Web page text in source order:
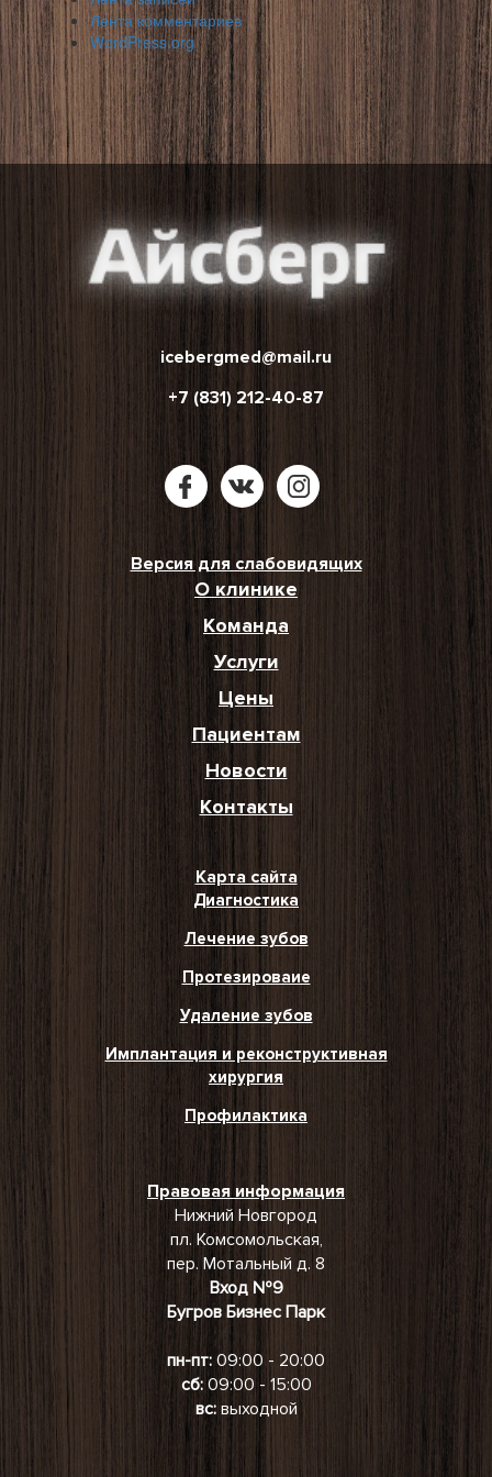
Лента комментариев
WordPress.org
icebergmed@mail.ru
+7 (831) 212-40-87
Версия для слабовидящих
О клинике
Команда
Услуги
Цены
Пациентам
Новости
Контакты
Карта сайта
Диагностика
Лечение зубов
Протезироваие
Удаление зубов
Имплантация и реконструктивная
хирургия
Профилактика
Правовая информация
Нижний Новгород
пл. Комсомольская,
пер. Мотальный д. 8
Вход №9
Бугров Бизнес Парк
пн-пт: 09:00 - 20:00
сб:09:00 - 15:00
вс:выходной